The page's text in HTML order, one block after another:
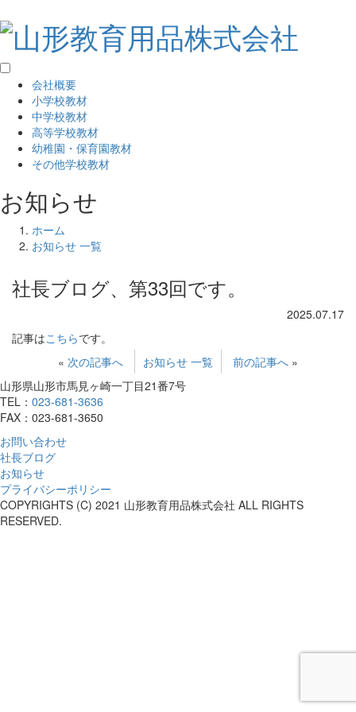
会社概要
小学校教材
中学校教材
高等学校教材
幼稚園・保育園教材
その他学校教材
お知らせ
ホーム
お知らせ 一覧
社長ブログ、第33回です。
2025.07.17
記事はこちらです。
« 次の記事へ お知らせ 一覧 前の記事へ »
山形県山形市馬見ヶ崎一丁目21番7号
TEL： 023-681-3636
FAX：023-681-3650
お問い合わせ
社長ブログ
お知らせ
プライバシーポリシー
COPYRIGHTS (C) 2021 山形教育用品株式会社 ALL RIGHTS
RESERVED.